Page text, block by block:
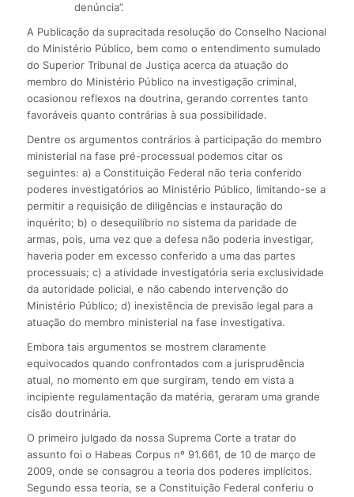
denúncia”.
A Publicação da supracitada resolução do Conselho Nacional
do Ministério Público, bem como o entendimento sumulado
do Superior Tribunal de Justiça acerca da atuação do
membro do Ministério Público na investigação criminal,
ocasionou reflexos na doutrina, gerando correntes tanto
favoráveis quanto contrárias à sua possibilidade.
Dentre os argumentos contrários à participação do membro
ministerial na fase pré-processual podemos citar os
seguintes: a) a Constituição Federal não teria conferido
poderes investigatórios ao Ministério Público, limitando-se a
permitir a requisição de diligências e instauração do
inquérito; b) o desequilíbrio no sistema da paridade de
armas, pois, uma vez que a defesa não poderia investigar,
haveria poder em excesso conferido a uma das partes
processuais; c) a atividade investigatória seria exclusividade
da autoridade policial, e não cabendo intervenção do
Ministério Público; d) inexistência de previsão legal para a
atuação do membro ministerial na fase investigativa.
Embora tais argumentos se mostrem claramente
equivocados quando confrontados com a jurisprudência
atual, no momento em que surgiram, tendo em vista a
incipiente regulamentação da matéria, geraram uma grande
cisão doutrinária.
O primeiro julgado da nossa Suprema Corte a tratar do
assunto foi o Habeas Corpus nº 91.661, de 10 de março de
2009, onde se consagrou a teoria dos poderes implícitos.
Segundo essa teoria, se a Constituição Federal conferiu o